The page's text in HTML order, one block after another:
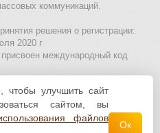
коммуникаций.
решения о регистрации:
2020 г
международный код
конкурсы для детей
cookie| Политика обработки и
улучшить сайт
сайтом, вы
файлов
Ок